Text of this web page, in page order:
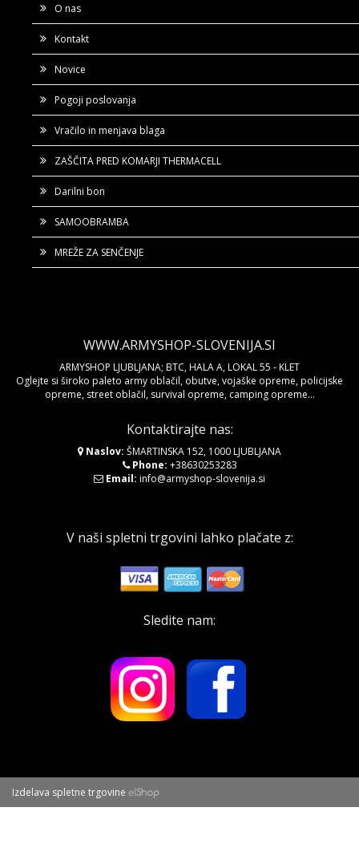
O nas
Kontakt
Novice
Pogoji poslovanja
Vračilo in menjava blaga
ZAŠČITA PRED KOMARJI THERMACELL
Darilni bon
SAMOOBRAMBA
MREŽE ZA SENČENJE
WWW.ARMYSHOP-SLOVENIJA.SI
ARMYSHOP LJUBLJANA; BTC, HALA A, LOKAL 55 - KLET
Oglejte si široko paleto army oblačil, obutve, vojaške opreme, policijske
opreme, street oblačil, survival opreme, camping opreme...
Kontaktirajte nas:
Naslov: ŠMARTINSKA 152, 1000 LJUBLJANA
Phone: +38630253283
Email: info@armyshop-slovenija.si
V naši spletni trgovini lahko plačate z:
Sledite nam:
Izdelava spletne trgovine